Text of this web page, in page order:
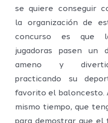
se quiere conseguir
la organización de
concurso es que
jugadoras pasen un
ameno y
practicando su
favorito el baloncesto.
mismo tiempo, que